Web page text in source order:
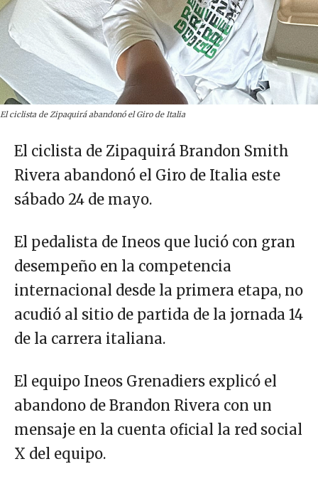
El ciclista de Zipaquirá abandonó el Giro de Italia
El ciclista de Zipaquirá Brandon Smith
Rivera abandonó el Giro de Italia este
sábado 24 de mayo.
El pedalista de Ineos que lució con gran
desempeño en la competencia
internacional desde la primera etapa, no
acudió al sitio de partida de la jornada 14
de la carrera italiana.
El equipo Ineos Grenadiers explicó el
abandono de Brandon Rivera con un
mensaje en la cuenta oficial la red social
X del equipo.